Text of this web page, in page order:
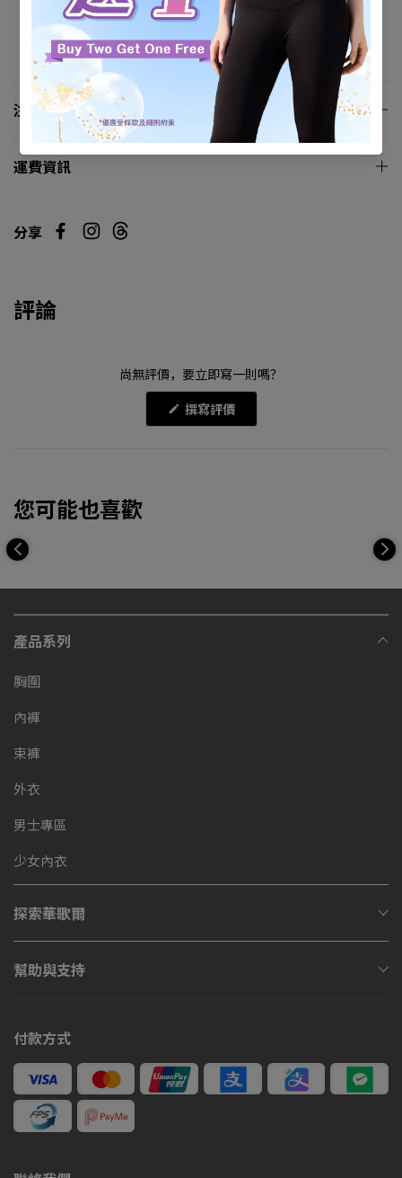
UV防護率超過90％
彈性良好
注意事項
運費資訊
分享
評論
尚無評價，要立即寫一則嗎？
撰寫評價(在
新
您可能也喜歡
產品系列
胸圍
內褲
束褲
外衣
男士專區
少女內衣
探索華歌爾
幫助與支持
付款方式